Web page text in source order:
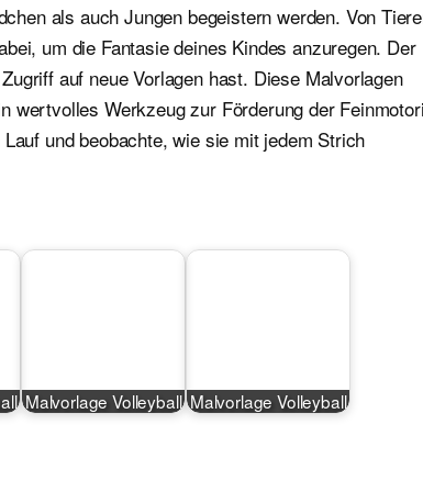
als auch Jungen begeistern werden. Von
um die Fantasie deines Kindes anzuregen. Der
auf neue Vorlagen hast. Diese Malvorlagen
wertvolles Werkzeug zur Förderung der
und beobachte, wie sie mit jedem Strich
Malvorlage Volleyball Malvorlage Volleyball